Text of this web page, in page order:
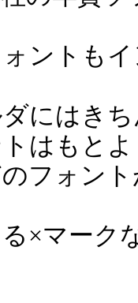
ントも
にはき
はもと
フォン
×マーク